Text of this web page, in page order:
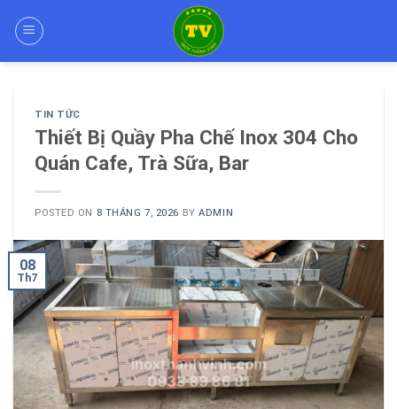
TIN TỨC
Thiết Bị Quầy Pha Chế Inox 304 Cho
Quán Cafe, Trà Sữa, Bar
POSTED ON 8 THÁNG 7, 2026 BYADMIN
08
Th7